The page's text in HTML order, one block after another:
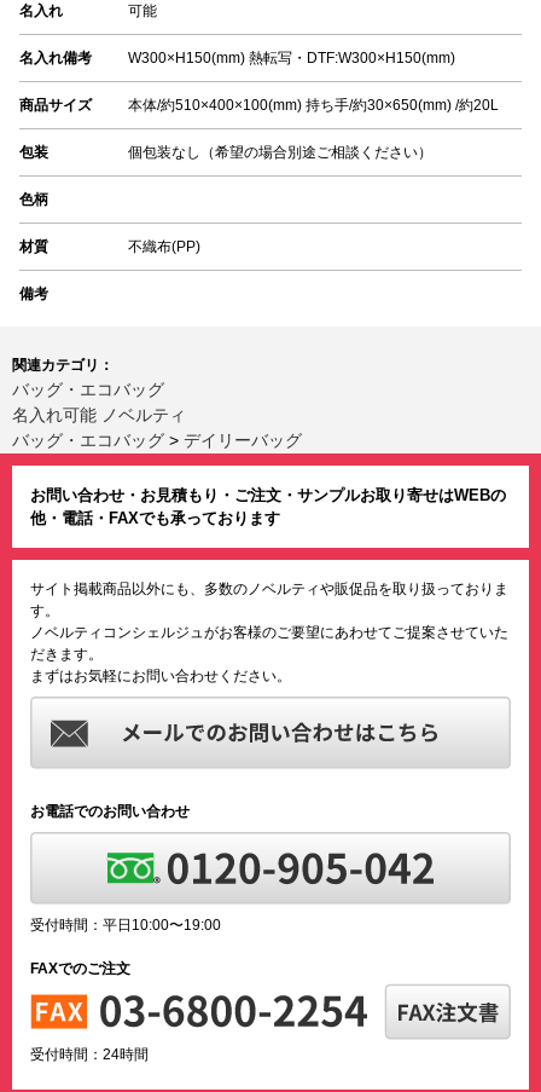
名入れ 可能
名入れ備考 W300×H150(mm) 熱転写・DTF:W300×H150(mm)
商品サイズ 本体/約510×400×100(mm) 持ち手/約30×650(mm) /約20L
包装 個包装なし（希望の場合別途ご相談ください）
色柄
材質 不織布(PP)
備考
関連カテゴリ：
バッグ・エコバッグ
名入れ可能 ノベルティ
バッグ・エコバッグ > デイリーバッグ
お問い合わせ・お見積もり・ご注文・サンプルお取り寄せはWEBの
他・電話・FAXでも承っております
サイト掲載商品以外にも、多数のノベルティや販促品を取り扱っておりま
す。
ノベルティコンシェルジュがお客様のご要望にあわせてご提案させていた
だきます。
まずはお気軽にお問い合わせください。
お電話でのお問い合わせ
受付時間：平日10:00〜19:00
FAXでのご注文
受付時間：24時間